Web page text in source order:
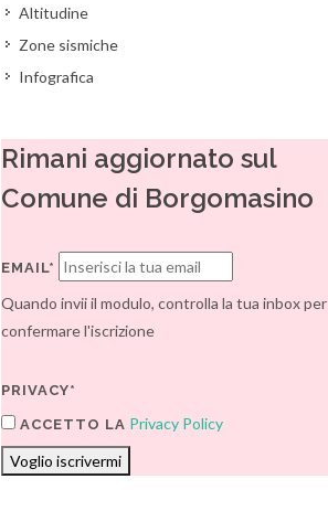
Altitudine
Zone sismiche
Infografica
Rimani aggiornato sul
Comune di Borgomasino
EMAIL*
Quando invii il modulo, controlla la tua inbox per
confermare l'iscrizione
PRIVACY*
ACCETTO LA Privacy Policy
Voglio iscrivermi